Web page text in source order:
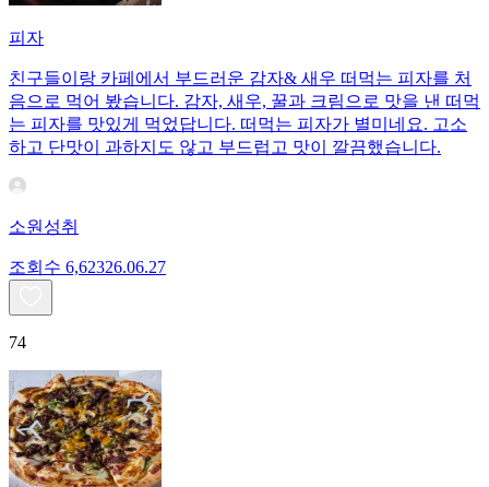
피자
친구들이랑 카페에서 부드러운 감자& 새우 떠먹는 피자를 처
음으로 먹어 봤습니다. 감자, 새우, 꿀과 크림으로 맛을 낸 떠먹
는 피자를 맛있게 먹었답니다. 떠먹는 피자가 별미네요. 고소
하고 단맛이 과하지도 않고 부드럽고 맛이 깔끔했습니다.
소원성취
조회수 6,62326.06.27
74